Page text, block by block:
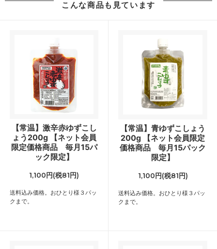
こんな商品も見ています
【常温】激辛赤ゆずこし
ょう200g 【ネット会員
限定価格商品 毎月15パ
ック限定】
1,100円(税81円)
送料込み価格。おひとり様３パッ
クまで。
【常温】青ゆずこしょう
200g 【ネット会員限定
価格商品 毎月15パック
限定】
1,100円(税81円)
送料込み価格。おひとり様３パッ
クまで。